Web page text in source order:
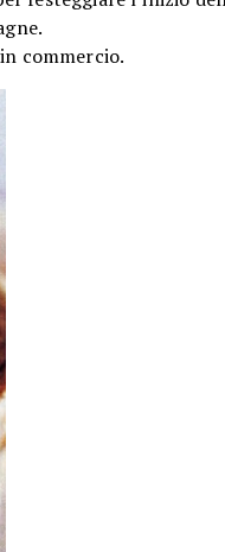
commercio.